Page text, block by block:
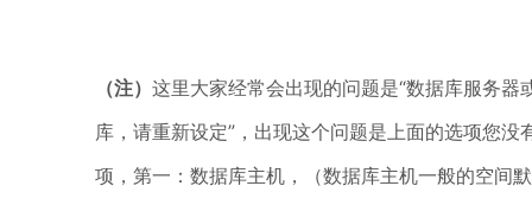
（注） 这里大家经常会出现的问题是“数据库服务器
库，请重新设定”，出现这个问题是上面的选项您没
项，第一：数据库主机，（数据库主机一般的空间